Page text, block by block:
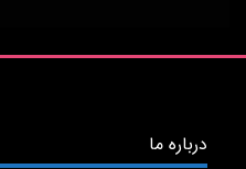
درباره ما